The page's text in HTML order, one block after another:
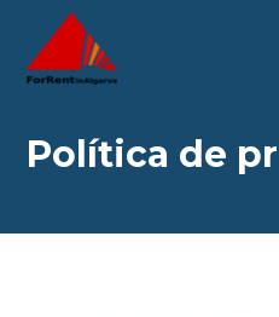
Política de